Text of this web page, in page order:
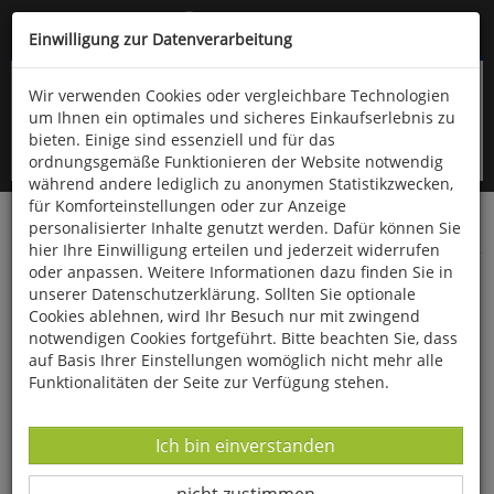
Kompletten Head der Seite überspringen
oder (06766) 9323-960
Startseite Bücher Essen & Trinken
Hier kocht das SAMS!
Einwilligung zur Datenverarbeitung
Wir verwenden Cookies oder vergleichbare Technologien
um Ihnen ein optimales und sicheres Einkaufserlebnis zu
bieten. Einige sind essenziell und für das
ordnungsgemäße Funktionieren der Website notwendig
während andere lediglich zu anonymen Statistikzwecken,
für Komforteinstellungen oder zur Anzeige
personalisierter Inhalte genutzt werden. Dafür können Sie
hier Ihre Einwilligung erteilen und jederzeit widerrufen
oder anpassen. Weitere Informationen dazu finden Sie in
unserer Datenschutzerklärung. Sollten Sie optionale
Cookies ablehnen, wird Ihr Besuch nur mit zwingend
notwendigen Cookies fortgeführt. Bitte beachten Sie, dass
auf Basis Ihrer Einstellungen womöglich nicht mehr alle
Funktionalitäten der Seite zur Verfügung stehen.
Datenverarbeitung -
Ich bin einverstanden